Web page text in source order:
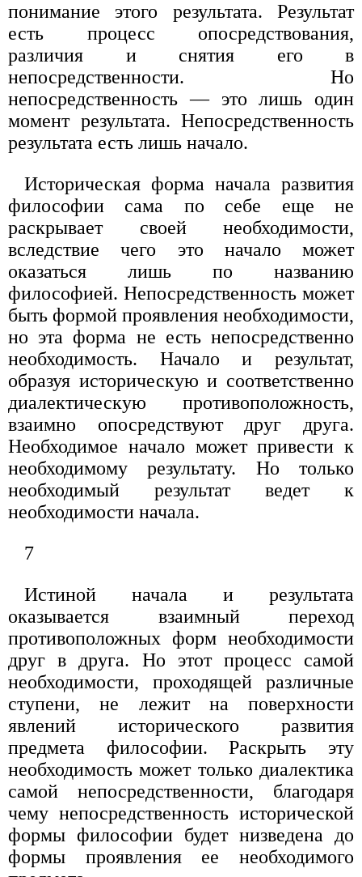
понимание этого результата. Результат
есть процесс опосредствования,
различия и снятия его в
непосредственности. Но
непосредственность — это лишь один
момент результата. Непосредственность
результата есть лишь начало.
Историческая форма начала развития
философии сама по себе еще не
раскрывает своей необходимости,
вследствие чего это начало может
оказаться лишь по названию
философией. Непосредственность может
быть формой проявления необходимости,
но эта форма не есть непосредственно
необходимость. Начало и результат,
образуя историческую и соответственно
диалектическую противоположность,
взаимно опосредствуют друг друга.
Необходимое начало может привести к
необходимому результату. Но только
необходимый результат ведет к
необходимости начала.
7
Истиной начала и результата
оказывается взаимный переход
противоположных форм необходимости
друг в друга. Но этот процесс самой
необходимости, проходящей различные
ступени, не лежит на поверхности
явлений исторического развития
предмета философии. Раскрыть эту
необходимость может только диалектика
самой непосредственности, благодаря
чему непосредственность исторической
формы философии будет низведена до
формы проявления ее необходимого